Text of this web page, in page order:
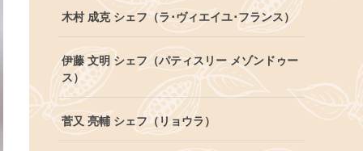
木村 成克 シェフ（ラ･ヴィエイユ･フランス）
伊藤 文明 シェフ（パティスリー メゾンドゥー
ス）
菅又 亮輔 シェフ（リョウラ）